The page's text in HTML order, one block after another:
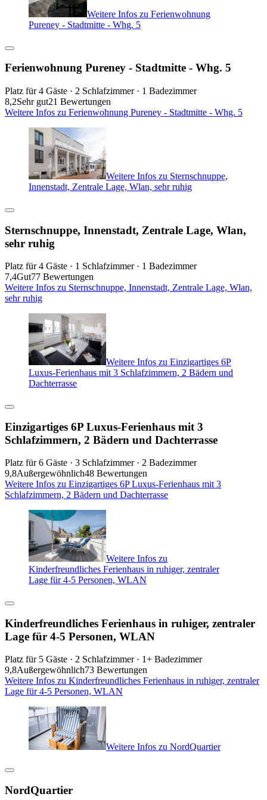
Weitere Infos zu Ferienwohnung
Pureney - Stadtmitte - Whg. 5
Ferienwohnung Pureney - Stadtmitte - Whg. 5
Platz für 4 Gäste · 2 Schlafzimmer · 1 Badezimmer
8,2Sehr gut21 Bewertungen
Weitere Infos zu Ferienwohnung Pureney - Stadtmitte - Whg. 5
Weitere Infos zu Sternschnuppe,
Innenstadt, Zentrale Lage, Wlan, sehr ruhig
Sternschnuppe, Innenstadt, Zentrale Lage, Wlan,
sehr ruhig
Platz für 4 Gäste · 1 Schlafzimmer · 1 Badezimmer
7,4Gut77 Bewertungen
Weitere Infos zu Sternschnuppe, Innenstadt, Zentrale Lage, Wlan,
sehr ruhig
Weitere Infos zu Einzigartiges 6P
Luxus-Ferienhaus mit 3 Schlafzimmern, 2 Bädern und
Dachterrasse
Einzigartiges 6P Luxus-Ferienhaus mit 3
Schlafzimmern, 2 Bädern und Dachterrasse
Platz für 6 Gäste · 3 Schlafzimmer · 2 Badezimmer
9,8Außergewöhnlich48 Bewertungen
Weitere Infos zu Einzigartiges 6P Luxus-Ferienhaus mit 3
Schlafzimmern, 2 Bädern und Dachterrasse
Weitere Infos zu
Kinderfreundliches Ferienhaus in ruhiger, zentraler
Lage für 4-5 Personen, WLAN
Kinderfreundliches Ferienhaus in ruhiger, zentraler
Lage für 4-5 Personen, WLAN
Platz für 5 Gäste · 2 Schlafzimmer · 1+ Badezimmer
9,8Außergewöhnlich73 Bewertungen
Weitere Infos zu Kinderfreundliches Ferienhaus in ruhiger, zentraler
Lage für 4-5 Personen, WLAN
Weitere Infos zu NordQuartier
NordQuartier